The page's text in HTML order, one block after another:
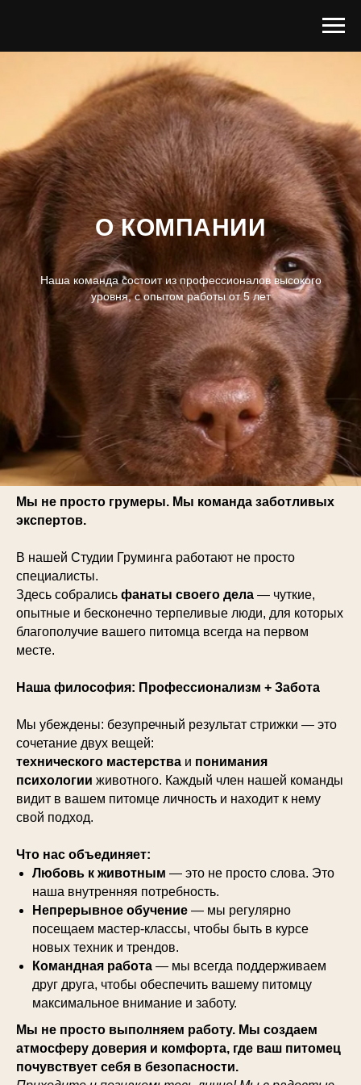
О КОМПАНИИ
Наша команда состоит из профессионалов высокого
уровня, с опытом работы от 5 лет
Мы не просто грумеры. Мы команда заботливых
экспертов.
В нашей Студии Груминга работают не просто
специалисты.
Здесь собрались фанаты своего дела — чуткие,
опытные и бесконечно терпеливые люди, для которых
благополучие вашего питомца всегда на первом
месте.
Наша философия: Профессионализм + Забота
Мы убеждены: безупречный результат стрижки — это
сочетание двух вещей:
технического мастерства и понимания
психологии животного. Каждый член нашей команды
видит в вашем питомце личность и находит к нему
свой подход.
Что нас объединяет:
Любовь к животным — это не просто слова. Это
наша внутренняя потребность.
Непрерывное обучение — мы регулярно
посещаем мастер-классы, чтобы быть в курсе
новых техник и трендов.
Командная работа — мы всегда поддерживаем
друг друга, чтобы обеспечить вашему питомцу
максимальное внимание и заботу.
Мы не просто выполняем работу. Мы создаем
атмосферу доверия и комфорта, где ваш питомец
почувствует себя в безопасности.